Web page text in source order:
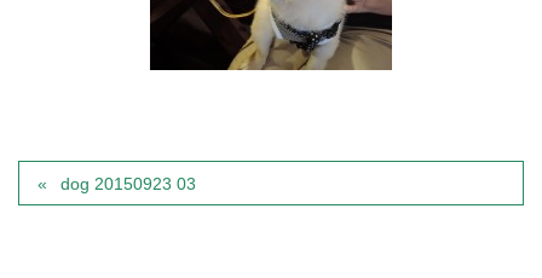
dog 20150923 03